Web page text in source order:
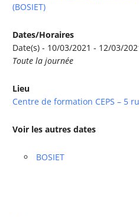
(BOSIET)
Dates/Horaires
Date(s) - 10/03/2021 - 12/03/
Toute la journée
Lieu
Centre de formation CEPS – 5
Voir les autres dates
BOSIET